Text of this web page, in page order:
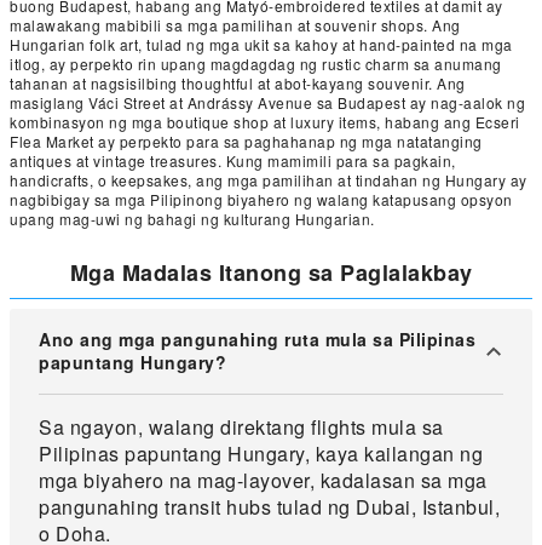
buong Budapest, habang ang Matyó-embroidered textiles at damit ay
malawakang mabibili sa mga pamilihan at souvenir shops. Ang
Hungarian folk art, tulad ng mga ukit sa kahoy at hand-painted na mga
itlog, ay perpekto rin upang magdagdag ng rustic charm sa anumang
tahanan at nagsisilbing thoughtful at abot-kayang souvenir. Ang
masiglang Váci Street at Andrássy Avenue sa Budapest ay nag-aalok ng
kombinasyon ng mga boutique shop at luxury items, habang ang Ecseri
Flea Market ay perpekto para sa paghahanap ng mga natatanging
antiques at vintage treasures. Kung mamimili para sa pagkain,
handicrafts, o keepsakes, ang mga pamilihan at tindahan ng Hungary ay
nagbibigay sa mga Pilipinong biyahero ng walang katapusang opsyon
upang mag-uwi ng bahagi ng kulturang Hungarian.
Mga Madalas Itanong sa Paglalakbay
Ano ang mga pangunahing ruta mula sa Pilipinas
papuntang Hungary?
Sa ngayon, walang direktang flights mula sa
Pilipinas papuntang Hungary, kaya kailangan ng
mga biyahero na mag-layover, kadalasan sa mga
pangunahing transit hubs tulad ng Dubai, Istanbul,
o Doha.